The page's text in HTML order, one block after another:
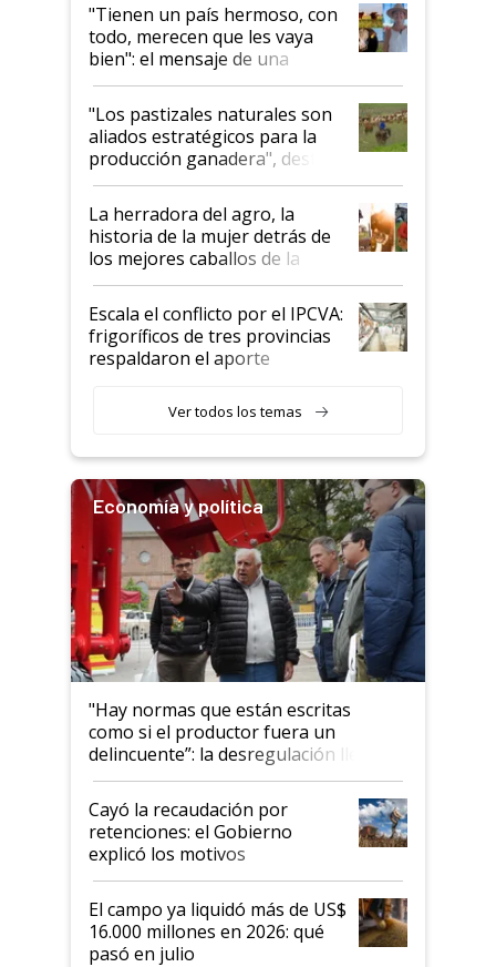
"Tienen un país hermoso, con
todo, merecen que les vaya
bien": el mensaje de una
ganadera uruguaya sobre las
oportunidades que se abren
para el agro en Argentina, con
foco en la carne
"Los pastizales naturales son
aliados estratégicos para la
producción ganadera", destaca
la iniciativa que ya reúne a 46
establecimientos en Argentina
La herradora del agro, la
historia de la mujer detrás de
los mejores caballos de la
Argentina y los mitos que
todavía hacen sufrir a estos
animales: "Mientras me
descalificaban, yo seguí
haciendo currículum"
Escala el conflicto por el IPCVA:
frigoríficos de tres provincias
respaldaron el aporte
Ver todos los temas
Economía y política
"Hay normas que están escritas
como si el productor fuera un
delincuente”: la desregulación llegó
al Congreso Aapresid y hasta se
habló del financiamiento al IPCVA
Cayó la recaudación por
retenciones: el Gobierno
explicó los motivos
El campo ya liquidó más de US$
16.000 millones en 2026: qué
pasó en julio